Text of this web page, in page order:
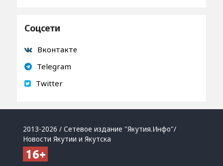
Соцсети
Вконтакте
Telegram
Twitter
2013-2026 / Сетевое издание "Якутия.Инфо"/
Новости Якутии и Якутска